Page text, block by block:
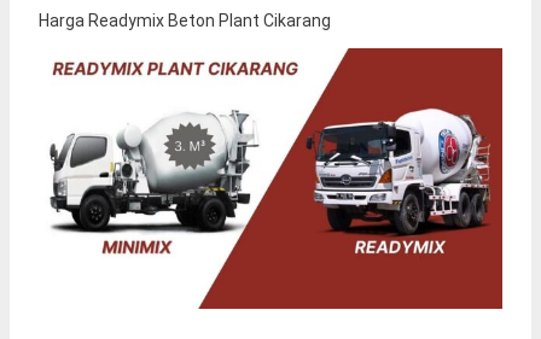
Harga Readymix Beton Plant Cikarang